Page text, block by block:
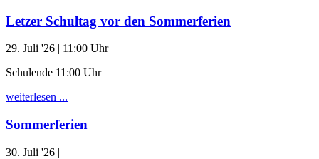
Letzer Schultag vor den Sommerferien
29. Juli '26 | 11:00 Uhr
Schulende 11:00 Uhr
weiterlesen ...
Sommerferien
30. Juli '26 |